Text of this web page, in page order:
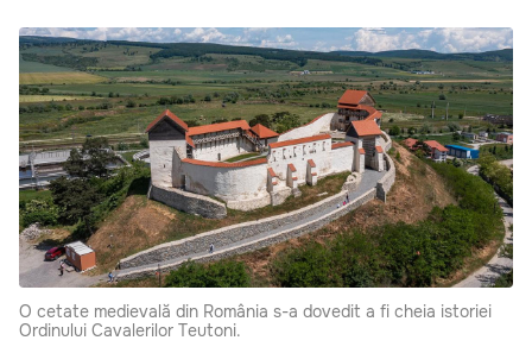
O cetate medievală din România s-a dovedit a fi cheia istoriei
Ordinului Cavalerilor Teutoni.